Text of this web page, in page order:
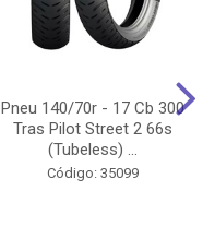
Pneu 140/70r - 17 Cb 300
Tras Pilot Street 2 66s
(Tubeless) ...
Código: 35099